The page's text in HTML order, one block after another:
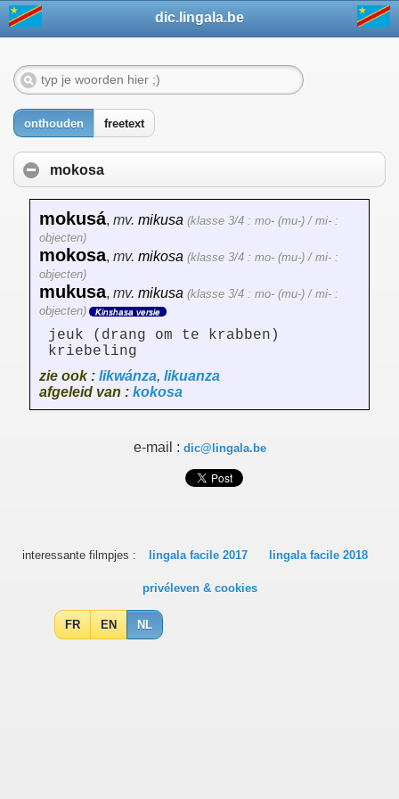
dic.lingala.be
onthouden freetext
mokosa
mokusá, mv. mikusa (klasse 3/4 : mo- (mu-) / mi- :
objecten)
mokosa, mv. mikosa (klasse 3/4 : mo- (mu-) / mi- :
objecten)
mukusa, mv. mikusa (klasse 3/4 : mo- (mu-) / mi- :
objecten)
Kinshasa versie
jeuk (drang om te krabben)
kriebeling
zie ook : likwánza, likuanza
afgeleid van : kokosa
e-mail : dic@lingala.be
interessante filmpjes : lingala facile 2017 lingala facile 2018
privéleven & cookies
FR EN NL